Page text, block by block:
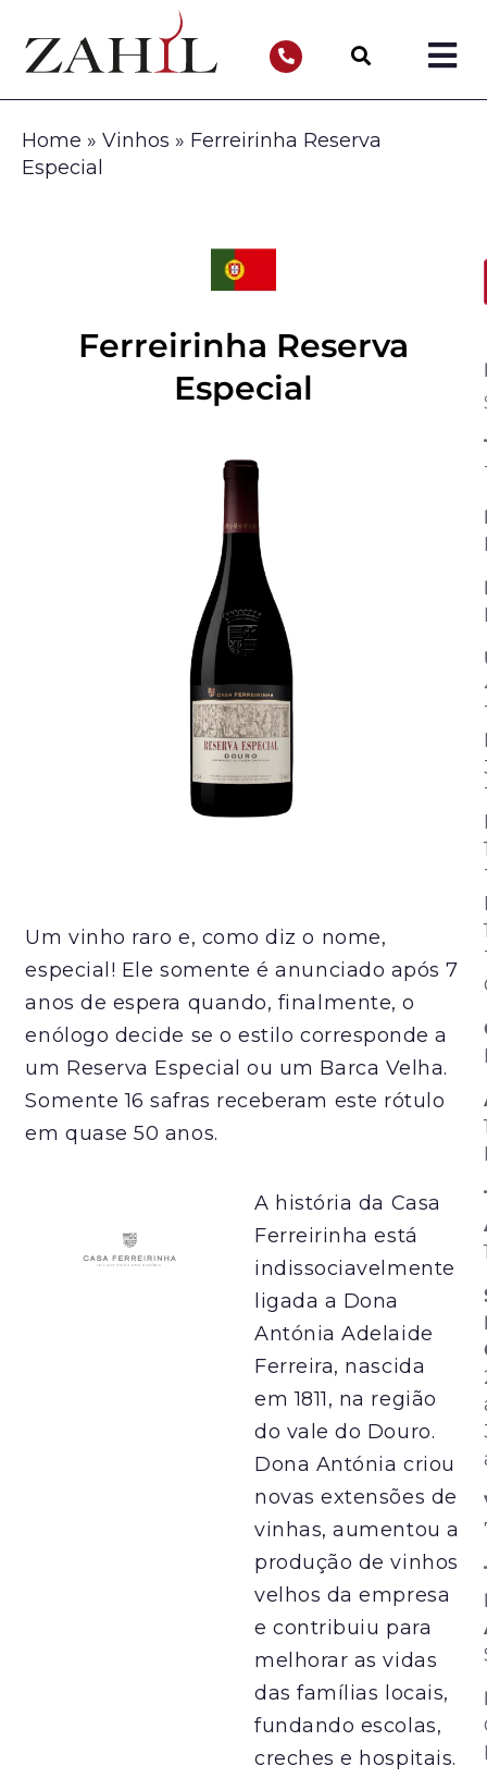
Home » Vinhos » Ferreirinha Reserva
Especial
Ferreirinha Reserva
Especial
Um vinho raro e, como diz o nome,
especial! Ele somente é anunciado após 7
anos de espera quando, finalmente, o
enólogo decide se o estilo corresponde a
um Reserva Especial ou um Barca Velha.
Somente 16 safras receberam este rótulo
em quase 50 anos.
A história da Casa
Ferreirinha está
indissociavelmente
ligada a Dona
Antónia Adelaide
Ferreira, nascida
em 1811, na região
do vale do Douro.
Dona Antónia criou
novas extensões de
vinhas, aumentou a
produção de vinhos
velhos da empresa
e contribuiu para
melhorar as vidas
das famílias locais,
fundando escolas,
creches e hospitais.